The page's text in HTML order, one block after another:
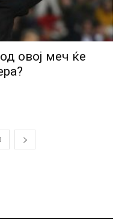
овој меч ќе